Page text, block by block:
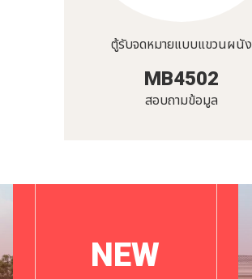
ตู้รับจดหมายแบบแขวนผนัง
MB4502
สอบถามข้อมูล
NEW